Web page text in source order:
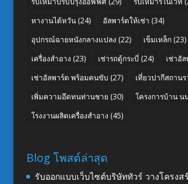
หางานไต้หวัน(24) อัลพาร์ดให้เช่า (34)
อุปกรณ์ฉายหนังกลางแปลง (22) เข็มเหล็ก(23)
เครื่องสำอาง (23) เช่ารถตู้กระบี่ (24) เช่าอั
เช่าอัลพาร์ด พร้อมคนขับ (27) เที่ยวปากีสถาน
เพิ่มความอึดทนท่านชาย (30) โครงการบ้าน น
โรงงานผลิตเครื่องสำอาง (45)
Blog โพสต์ล่าสุด
รับออกแบบเว็บไซต์บริษัททัวร์ วางโครงส